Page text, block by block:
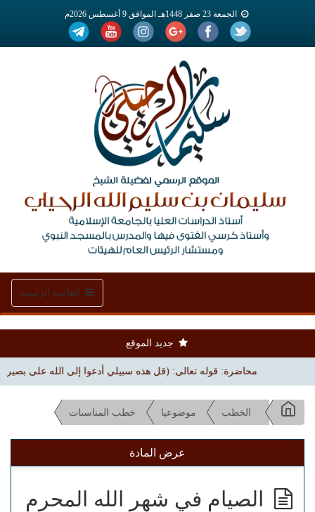
الجمعة 23 صفر 1448هـ الموافق 9 أغسطس 2026م
Toggle
navigation
القائمة الرئيسة
جديد الموقع
محاضرة: قوله تعالى: (قل هذه سبيلي أدعوا إلى الله على بصيرة) | بجامع
الخطب موضوعيا خطب المناسبات
عرض المادة
الصيام في شهر الله المحرم